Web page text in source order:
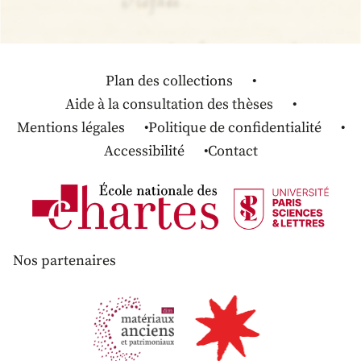
Plan des collections
Aide à la consultation des thèses
Mentions légales
Politique de confidentialité
Accessibilité
Contact
Nos partenaires